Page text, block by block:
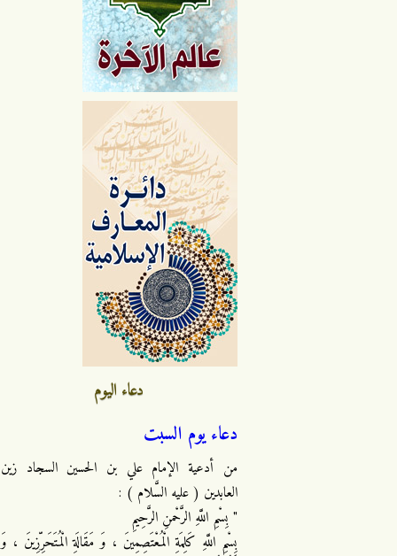
دعاء اليوم
دعاء يوم السبت
من أدعية الإمام علي بن الحسين السجاد زين
العابدين ( عليه السَّلام ) :
" بِسْمِ اللَّهِ الرَّحْمنِ الرَّحِيمِ
بِسْمِ اللَّهِ كَلِمَةِ الْمُعْتَصِمِينَ ، وَ مَقَالَةِ الْمُتَحَرِّزِينَ ، وَ